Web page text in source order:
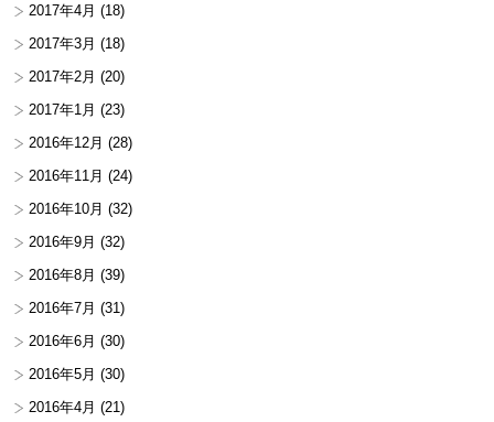
2017年4月 (18)
2017年3月 (18)
2017年2月 (20)
2017年1月 (23)
2016年12月 (28)
2016年11月 (24)
2016年10月 (32)
2016年9月 (32)
2016年8月 (39)
2016年7月 (31)
2016年6月 (30)
2016年5月 (30)
2016年4月 (21)